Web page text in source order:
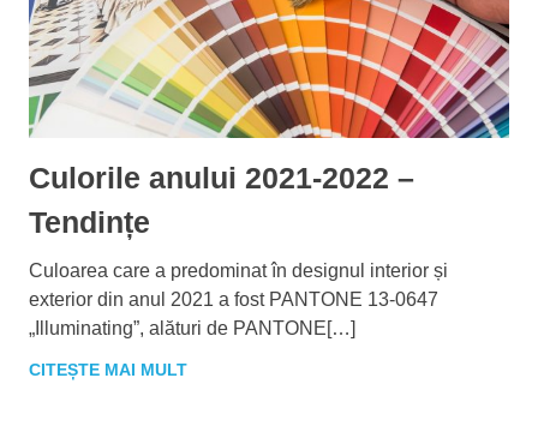
Culorile anului 2021-2022 –
Tendințe
Culoarea care a predominat în designul interior și
exterior din anul 2021 a fost PANTONE 13-0647
„Illuminating”, alături de PANTONE[…]
CITEȘTE MAI MULT